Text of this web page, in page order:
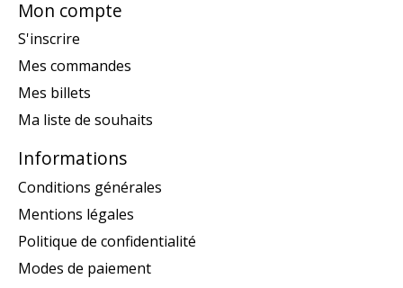
Mon compte
S'inscrire
Mes commandes
Mes billets
Ma liste de souhaits
Informations
Conditions générales
Mentions légales
Politique de confidentialité
Modes de paiement